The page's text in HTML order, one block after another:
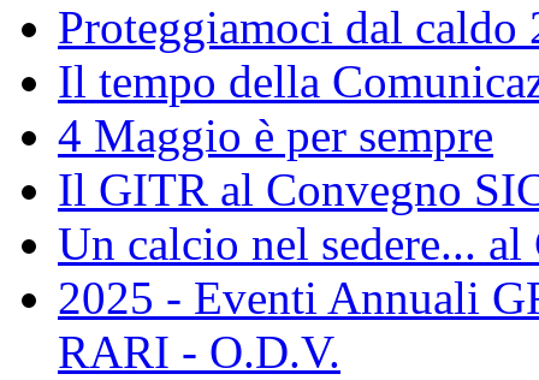
Proteggiamoci dal caldo
Il tempo della
4 Maggio è per sempre
Il GITR al Convegno
Un calcio nel sedere...
2025 - Eventi Annuali
RARI - O.D.V.